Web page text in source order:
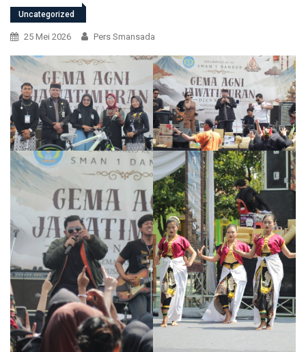
Uncategorized
25 Mei 2026 Pers Smansada